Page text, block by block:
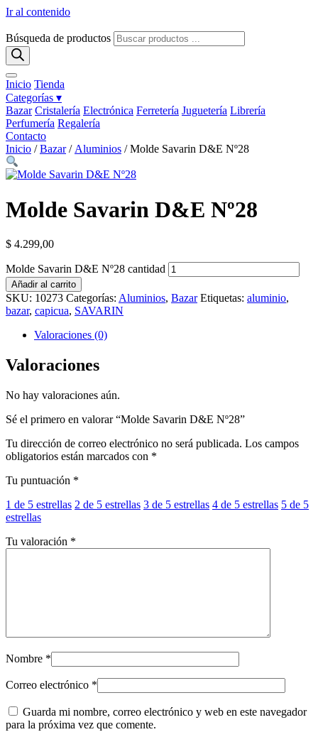
Ir al contenido
Búsqueda de productos
Inicio Tienda
Categorías ▾
Bazar Cristalería Electrónica Ferretería Juguetería Librería
Perfumería Regalería
Contacto
Inicio /Bazar/ Aluminios / Molde Savarin D&E Nº28
Molde Savarin D&E Nº28
$ 4.299,00
Molde Savarin D&E Nº28 cantidad
Añadir al carrito
SKU: 10273 Categorías: Aluminios, Bazar Etiquetas: aluminio,
bazar, capicua, SAVARIN
Valoraciones (0)
Valoraciones
No hay valoraciones aún.
Sé el primero en valorar “Molde Savarin D&E Nº28”
Tu dirección de correo electrónico no será publicada. Los campos
obligatorios están marcados con *
Tu puntuación *
1 de 5 estrellas 2 de 5 estrellas 3 de 5 estrellas 4 de 5 estrellas 5 de 5
estrellas
Tu valoración *
Nombre *
Correo electrónico *
Guarda mi nombre, correo electrónico y web en este navegador
para la próxima vez que comente.